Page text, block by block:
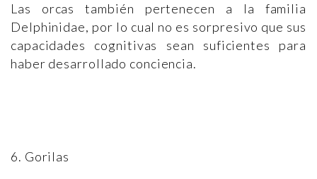
Las orcas también pertenecen a la familia
Delphinidae, por lo cual no es sorpresivo que sus
capacidades cognitivas sean suficientes para
haber desarrollado conciencia.
6. Gorilas